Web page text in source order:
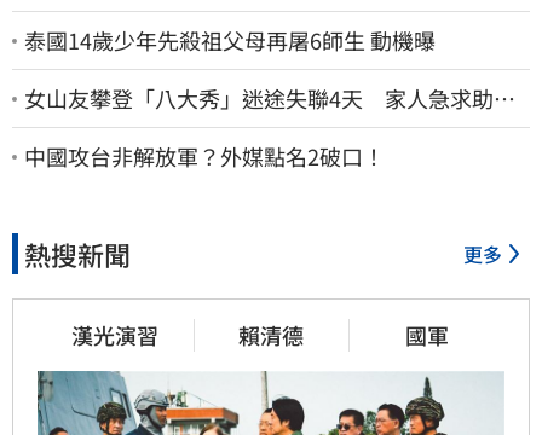
泰國14歲少年先殺祖父母再屠6師生 動機曝
女山友攀登「八大秀」迷途失聯4天 家人急求助：
剩我媽還沒找到
中國攻台非解放軍？外媒點名2破口！
熱搜新聞 更多
漢光演習 賴清德 國軍